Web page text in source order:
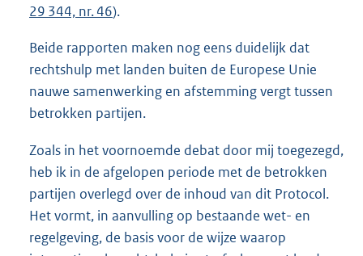
29 344, nr. 46).
Beide rapporten maken nog eens duidelijk dat
rechtshulp met landen buiten de Europese Unie
nauwe samenwerking en afstemming vergt tussen
betrokken partijen.
Zoals in het voornoemde debat door mij toegezegd,
heb ik in de afgelopen periode met de betrokken
partijen overlegd over de inhoud van dit Protocol.
Het vormt, in aanvulling op bestaande wet- en
regelgeving, de basis voor de wijze waarop